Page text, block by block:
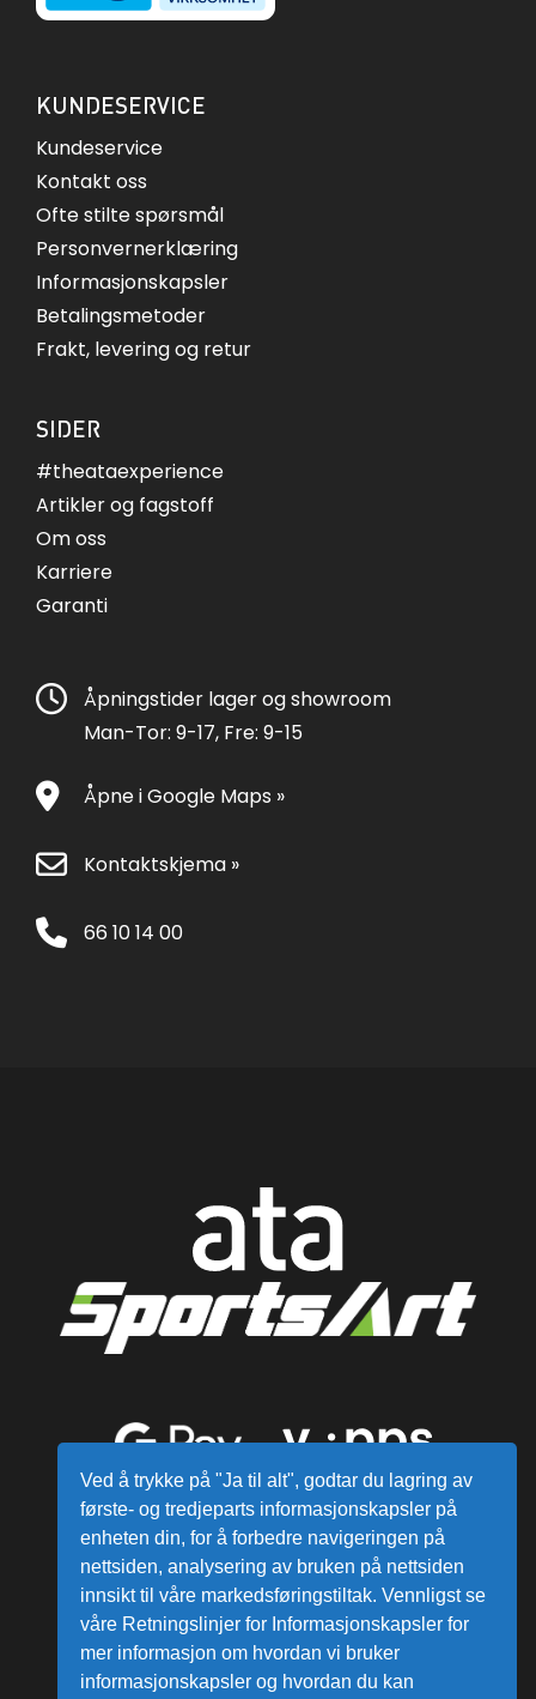
KUNDESERVICE
Kundeservice
Kontakt oss
Ofte stilte spørsmål
Personvernerklæring
Informasjonskapsler
Betalingsmetoder
Frakt, levering og retur
SIDER
#theataexperience
Artikler og fagstoff
Om oss
Karriere
Garanti
Åpningstider lager og showroom
Man-Tor: 9-17, Fre: 9-15
Åpne i Google Maps »
Kontaktskjema »
66 10 14 00
Alle varer sendes fra vårt lager i
Ved å trykke på "Ja til alt", godtar du lagring av
første- og tredjeparts informasjonskapsler på
enheten din, for å forbedre navigeringen på
nettsiden, analysering av bruken på nettsiden
innsikt til våre markedsføringstiltak. Vennligst se
våre Retningslinjer for Informasjonskapsler for
mer informasjon om hvordan vi bruker
informasjonskapsler og hvordan du kan